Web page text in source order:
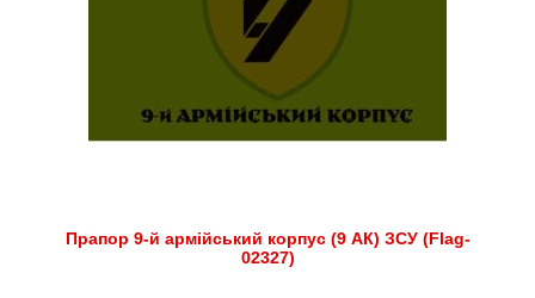
Прапор 9-й армійський корпус (9 АК) ЗСУ (Flag-
02327)